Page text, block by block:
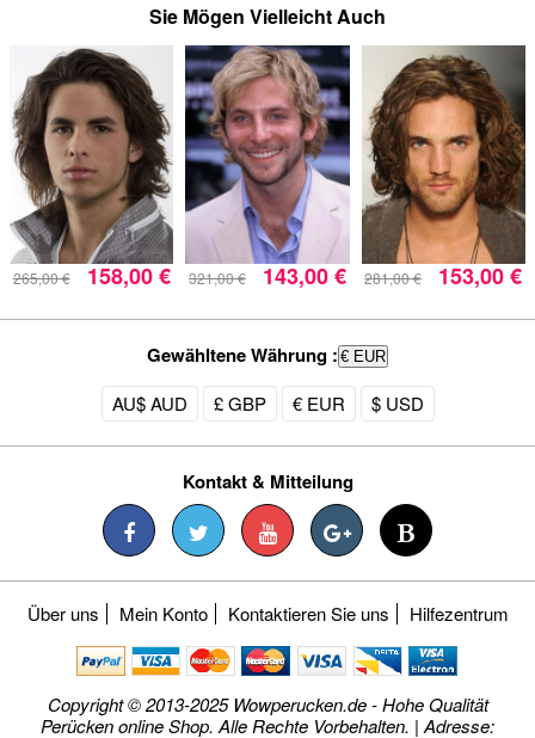
Sie Mögen Vielleicht Auch
265,00 € 158,00 € 321,00 € 143,00 € 281,00 € 153,00 €
Gewähltene Währung : € EUR
AU$ AUD £ GBP € EUR $ USD
Kontakt & Mitteilung
Über uns Mein Konto Kontaktieren Sie uns Hilfezentrum
Copyright © 2013-2025 Wowperucken.de - Hohe Qualität
Perücken online Shop. Alle Rechte Vorbehalten. | Adresse: